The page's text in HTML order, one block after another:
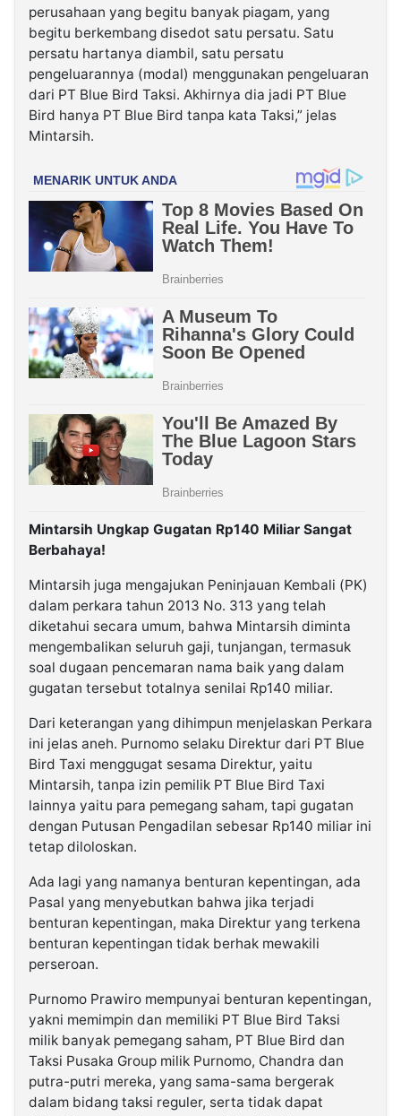
perusahaan yang begitu banyak piagam, yang
begitu berkembang disedot satu persatu. Satu
persatu hartanya diambil, satu persatu
pengeluarannya (modal) menggunakan pengeluaran
dari PT Blue Bird Taksi. Akhirnya dia jadi PT Blue
Bird hanya PT Blue Bird tanpa kata Taksi,” jelas
Mintarsih.
Mintarsih Ungkap Gugatan Rp140 Miliar Sangat
Berbahaya!
Mintarsih juga mengajukan Peninjauan Kembali (PK)
dalam perkara tahun 2013 No. 313 yang telah
diketahui secara umum, bahwa Mintarsih diminta
mengembalikan seluruh gaji, tunjangan, termasuk
soal dugaan pencemaran nama baik yang dalam
gugatan tersebut totalnya senilai Rp140 miliar.
Dari keterangan yang dihimpun menjelaskan Perkara
ini jelas aneh. Purnomo selaku Direktur dari PT Blue
Bird Taxi menggugat sesama Direktur, yaitu
Mintarsih, tanpa izin pemilik PT Blue Bird Taxi
lainnya yaitu para pemegang saham, tapi gugatan
dengan Putusan Pengadilan sebesar Rp140 miliar ini
tetap diloloskan.
Ada lagi yang namanya benturan kepentingan, ada
Pasal yang menyebutkan bahwa jika terjadi
benturan kepentingan, maka Direktur yang terkena
benturan kepentingan tidak berhak mewakili
perseroan.
Purnomo Prawiro mempunyai benturan kepentingan,
yakni memimpin dan memiliki PT Blue Bird Taksi
milik banyak pemegang saham, PT Blue Bird dan
Taksi Pusaka Group milik Purnomo, Chandra dan
putra-putri mereka, yang sama-sama bergerak
dalam bidang taksi reguler, serta tidak dapat